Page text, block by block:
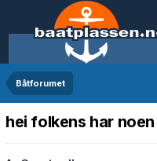
Båtforumet
hei folkens har